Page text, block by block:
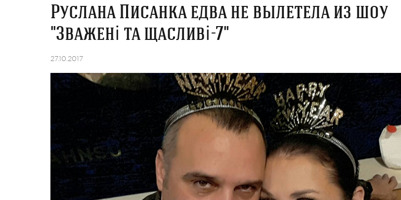
Руслана Писанка едва не вылетела из шоу
"Зважені та щасливі-7"
27.10.2017